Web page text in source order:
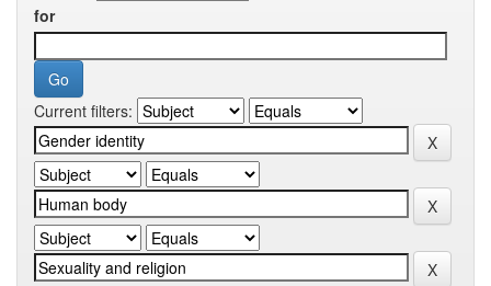
for
Current filters: